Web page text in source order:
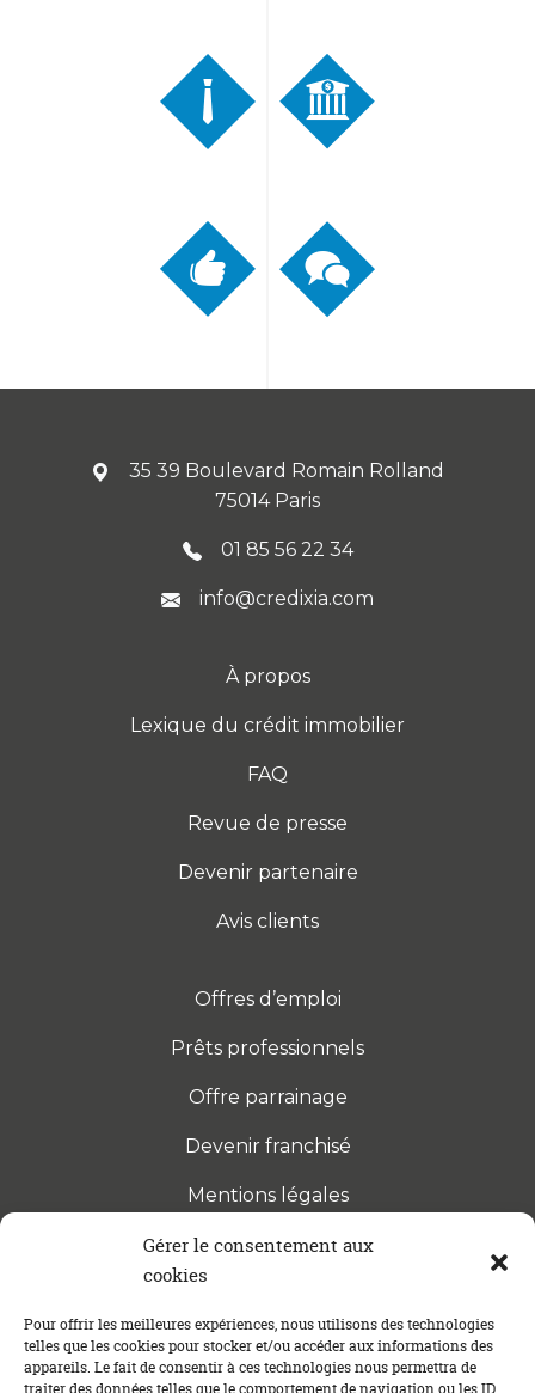
Gérer le consentement aux
cookies
Pour offrir les meilleures expériences, nous utilisons des technologies
telles que les cookies pour stocker et/ou accéder aux informations des
appareils. Le fait de consentir à ces technologies nous permettra de
traiter des données telles que le comportement de navigation ou les ID
35 39 Boulevard Romain Rolland
75014 Paris
01 85 56 22 34
info@credixia.com
À propos
Lexique du crédit immobilier
FAQ
Revue de presse
Devenir partenaire
Avis clients
Offres d’emploi
Prêts professionnels
Offre parrainage
Devenir franchisé
Mentions légales
S’INSCRIRE À LA NEWSLETTER
Abonnez-vous à notre newsletter pour être tenu au
courant des dernières actualités concernant le
crédit immobilier !